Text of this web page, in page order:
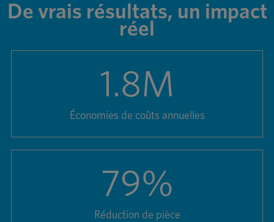
De vrais résultats, un impact
réel
1.8M
Économies de coûts annuelles
79%
Réduction de pièce